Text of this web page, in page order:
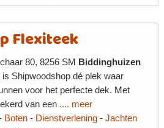
Flexiteek
80, 8256 SM
Biddinghuizen
Shipwoodshop dé plek waar
voor het perfecte dek. Met
van een .... meer
Boten - Dienstverlening -Jachten